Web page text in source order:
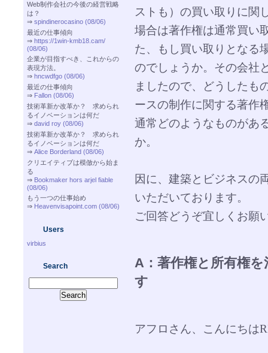
Web制作会社の今後の経営戦略
は？
⇒ spindinerocasino (08/06)
最近の仕事傾向
⇒ https://1win-kmb18.cam/
(08/06)
企業が目指すべき、これからの
表現方法。
⇒ hncwdfgo (08/06)
最近の仕事傾向
⇒ Fallon (08/06)
技術革新か改革か？ 求められ
るイノベーションは何だ
⇒ david roy (08/06)
技術革新か改革か？ 求められ
るイノベーションは何だ
⇒ Alice Borderland (08/06)
クリエイティブは模倣から始ま
る
⇒ Bookmaker hors arjel fiable
(08/06)
もう一つの仕事始め
⇒ Heavenvisapoint.com (08/06)
Users
virbius
Search
ストも）の買い取りに関
場合は著作権は通常買い
た、もし買い取りとなる
のでしょうか。その会社
ましたので、どうしたも
ースの制作に関する著作
通常どのようなものがあ
か。
因に、建築とビジネスの
いただいております。
ご回答どうぞ宜しくお願
A：著作権と所有権
す
アフロさん、こんにちは